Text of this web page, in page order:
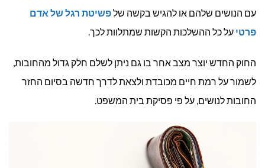
עם הנושים שלהם או להגיש בקשה שלפשיטת רגל של אדם
פרטי על כל ההשלכות הקשות שמתלוות לכך.
החוק החדש יוצר מצב אחר בו גם ניתן לשלם חלק גדול מהחובות,
לשמור על רמת חיים מכובדת ולצאת לדרך חדשה בסיום החזר
החובות לנושים, על פי פסיקת בית המשפט.